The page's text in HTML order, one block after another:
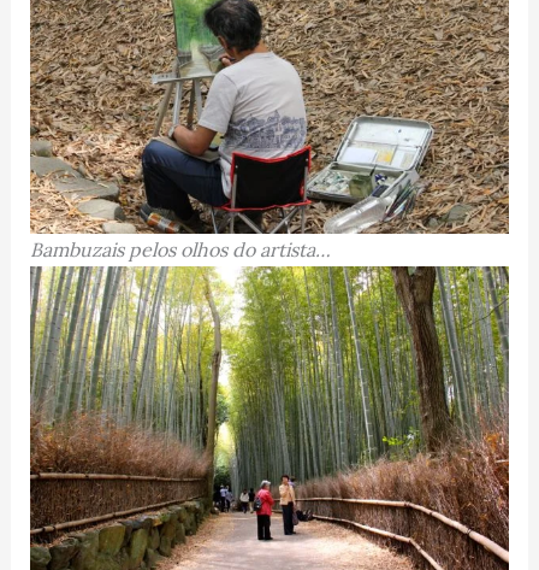
Bambuzais pelos olhos do artista…